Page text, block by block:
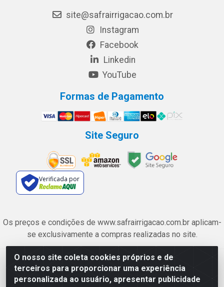
O nosso site coleta cookies próprios e de
terceiros para proporcionar uma experiência
personalizada ao usuário, apresentar publicidade
site@safrairrigacao.com.br
Instagram
Facebook
Linkedin
YouTube
Formas de Pagamento
Site Seguro
Verificada por
Os preços e condições de www.safrairrigacao.com.br aplicam-
se exclusivamente a compras realizadas no site.
Safra Agrícola e Pecuária LTDA - Avenida Castelo Branco, 5330 -
Esplanada dos Anicuns, Goiânia/GO - CEP 74.433-205 - CNPJ
06.315.490/0001-00